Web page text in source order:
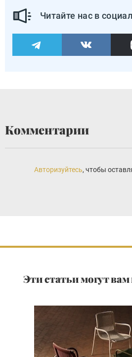
Читайте нас в
Комментарии
Авторизуйтесь, чтобы
Эти статьи могут